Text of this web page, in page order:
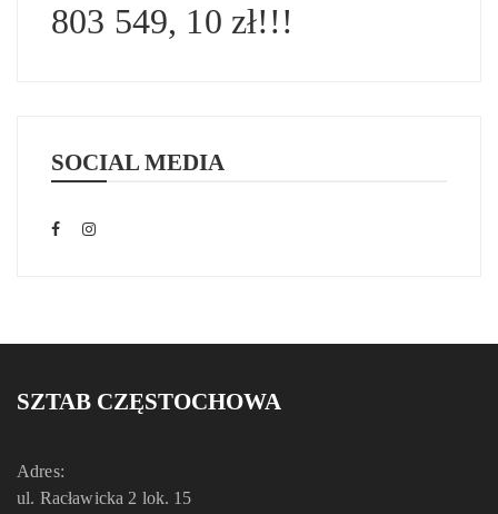
803 549, 10 zł!!!
SOCIAL MEDIA
SZTAB CZĘSTOCHOWA
Adres:
ul. Racławicka 2 lok. 15